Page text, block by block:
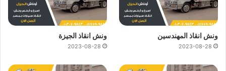
ونش انقاذ المهندسين
2023-08-28
ونش انقاذ الجيزة
2023-08-28